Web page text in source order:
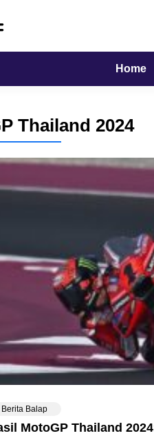
Home
Thailand 2024
Berita Balap
MotoGP Thailand